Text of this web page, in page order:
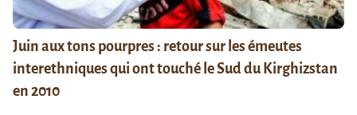
Juin aux tons pourpres : retour sur les émeutes
interethniques qui ont touché le Sud du Kirghizstan
en 2010